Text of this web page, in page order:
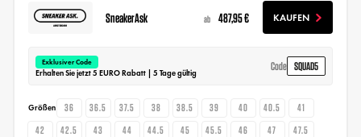
SneakerAsk ab 487,95 € KAUFEN
Exklusiver Code
Erhalten Sie jetzt 5 EURO Rabatt | 5 Tage gültig
Code SQUAD5
Größen 36 36.5 37.5 38 38.5 39 40 40.5
41
42
42.5 43 44 44.5 45 45.5 46 47 47.5